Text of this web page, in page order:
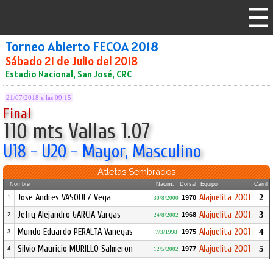
Torneo Abierto FECOA 2018
Sábado 21 de Julio del 2018
Estadio Nacional, San José, CRC
21/07/2018 a las 09:15
Final
110 mts Vallas 1.07
U18 - U20 - Mayor, Masculino
Atletas Sembrados
Nombre Nacim. Dorsal Equipo Carril
1 Jose Andres VASQUEZ Vega 30/8/2000 1970 Alajuelita 2001 2
2 Jefry Alejandro GARCIA Vargas 24/8/2002 1968 Alajuelita 2001 3
3 Mundo Eduardo PERALTA Vanegas 7/3/1998 1975 Alajuelita 2001 4
4 Silvio Mauricio MURILLO Salmeron 12/5/2002 1977 Alajuelita 2001 5